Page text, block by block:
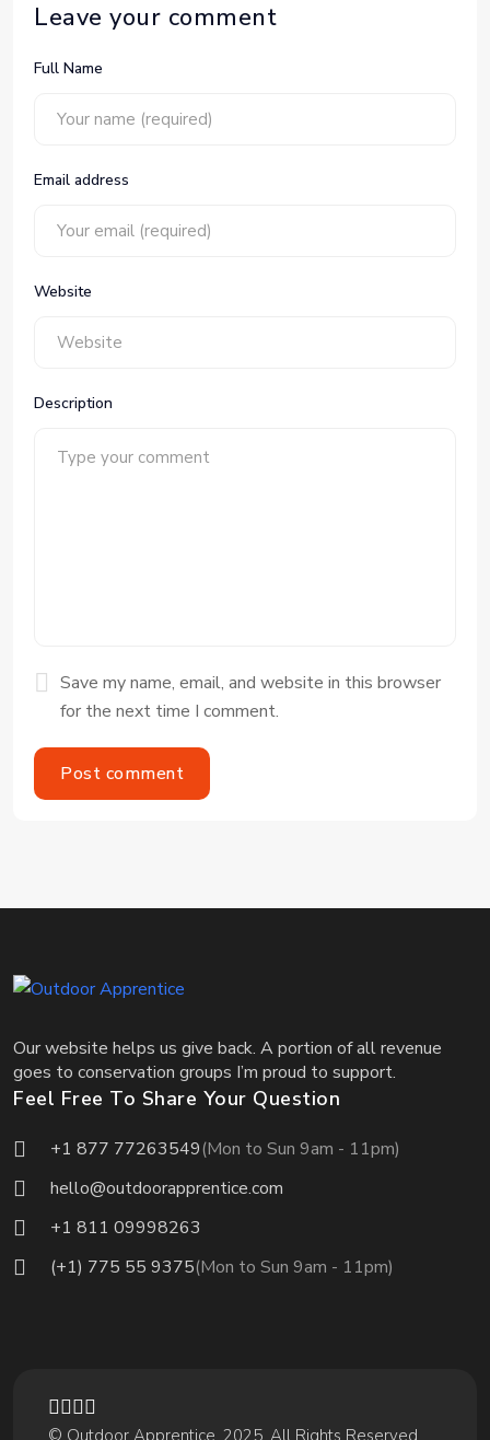
Leave your comment
Full Name
Email address
Website
Description
Save my name, email, and website in this browser
for the next time I comment.
Post comment
Our website helps us give back. A portion of all revenue
goes to conservation groups I’m proud to support.
Feel Free To Share Your Question
+1 877 77263549(Mon to Sun 9am - 11pm)
hello@outdoorapprentice.com
+1 811 09998263
(+1) 775 55 9375(Mon to Sun 9am - 11pm)